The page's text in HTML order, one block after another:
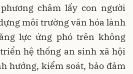
châm lấy con người
môi trường văn hóa lành
lực ứng phó trên không
hệ thống an sinh xã hội
hướng, kiểm soát, bảo đảm